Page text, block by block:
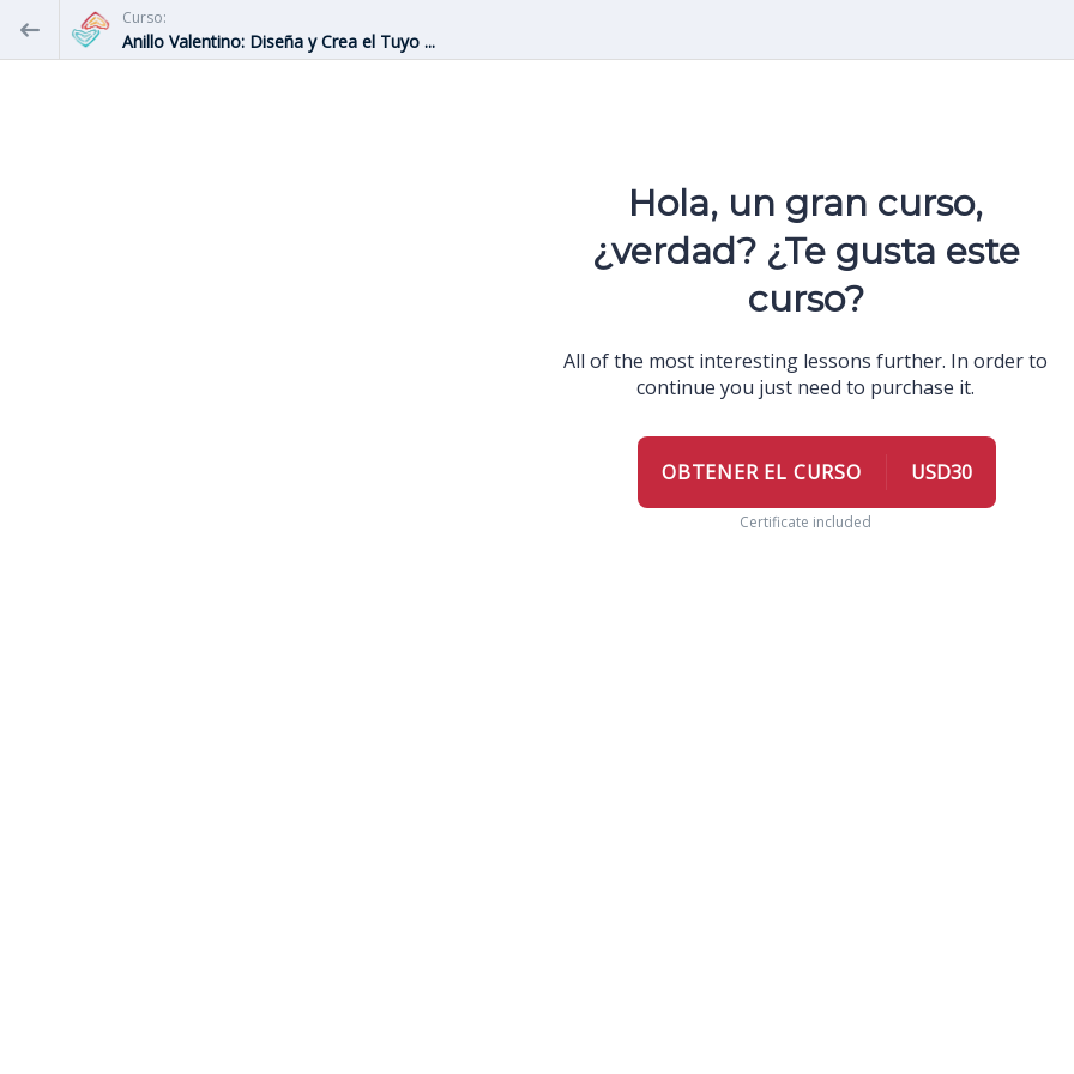
Curso:
Anillo Valentino: Diseña y Crea el Tuyo ...
Hola, un gran curso,
¿verdad? ¿Te gusta este
curso?
All of the most interesting lessons further. In order to
continue you just need to purchase it.
OBTENER EL CURSO USD30
Certificate included